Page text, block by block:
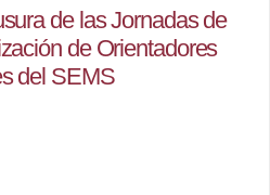
de las Jornadas de
de Orientadores
del SEMS